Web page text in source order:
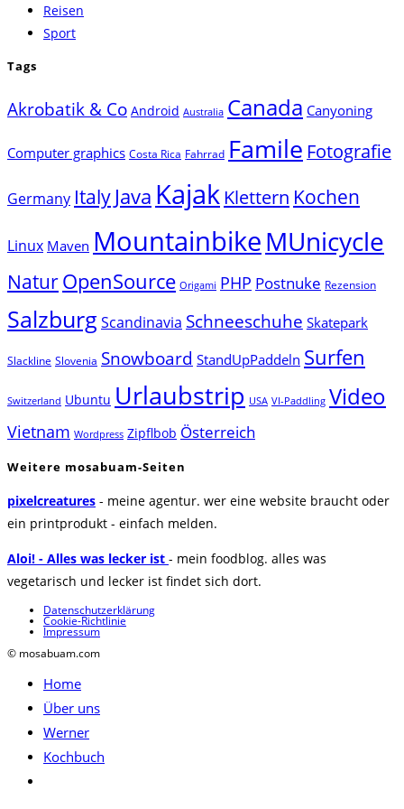
Reisen
Sport
Tags
Akrobatik & Co Android Australia Canada Canyoning
Computer graphics Costa Rica Fahrrad Famile Fotografie
Germany Italy Java Kajak Klettern Kochen
Linux Maven MountainbikeMUnicycle
NaturOpenSource Origami PHP Postnuke Rezension
SalzburgScandinavia Schneeschuhe Skatepark
Slackline Slovenia Snowboard StandUpPaddeln Surfen
Switzerland Ubuntu Urlaubstrip USA VI-Paddling Video
Vietnam Wordpress Zipflbob Österreich
Weitere mosabuam-Seiten
pixelcreatures - meine agentur. wer eine website braucht oder
ein printprodukt - einfach melden.
Aloi! - Alles was lecker ist - mein foodblog. alles was
vegetarisch und lecker ist findet sich dort.
Datenschutzerklärung
Cookie-Richtlinie
Impressum
© mosabuam.com
Home
Über uns
Werner
Kochbuch